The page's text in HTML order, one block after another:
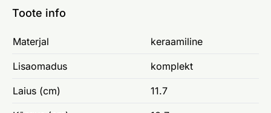
Toote info
Materjal keraamiline
Lisaomadus komplekt
Laius (cm) 11.7